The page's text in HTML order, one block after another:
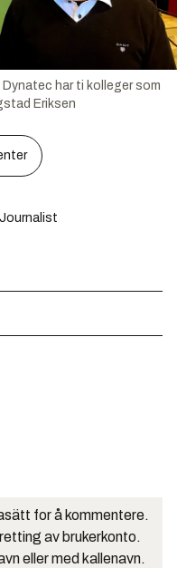
har ti kolleger som
Eriksen
for å kommentere.
av brukerkonto.
eller med kallenavn.